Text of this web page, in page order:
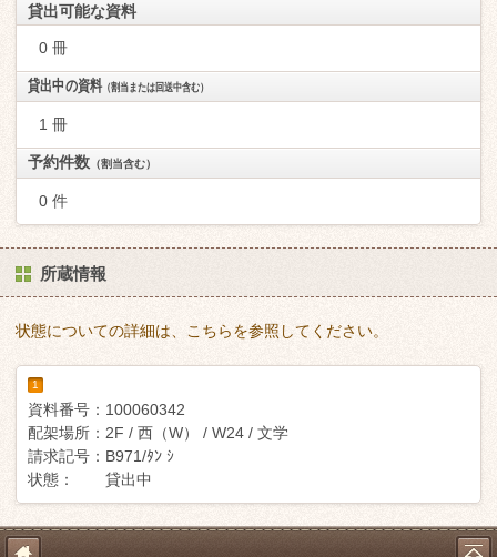
貸出可能な資料
0 冊
貸出中の資料（割当または回送中含む）
1 冊
予約件数 （割当含む）
0 件
所蔵情報
状態についての詳細は、こちらを参照してください。
1
資料番号： 100060342
配架場所： 2F / 西（W） / W24 / 文学
請求記号： B971/ﾀﾝ ｼ
状態：
貸出中